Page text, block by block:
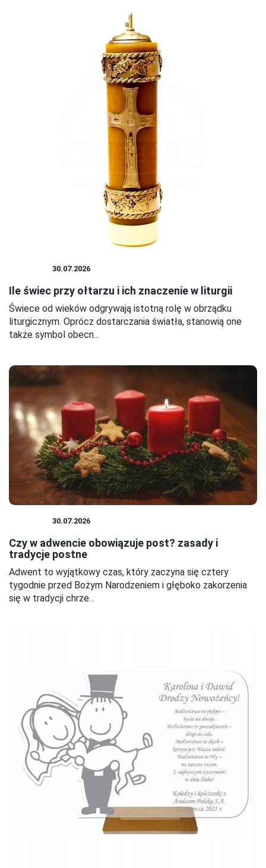
30.07.2026
Ile świec przy ołtarzu i ich znaczenie w liturgii
Świece od wieków odgrywają istotną rolę w obrządku
liturgicznym. Oprócz dostarczania światła, stanowią one
także symbol obecn...
30.07.2026
Czy w adwencie obowiązuje post? zasady i
tradycje postne
Adwent to wyjątkowy czas, który zaczyna się cztery
tygodnie przed Bożym Narodzeniem i głęboko zakorzenia
się w tradycji chrze...